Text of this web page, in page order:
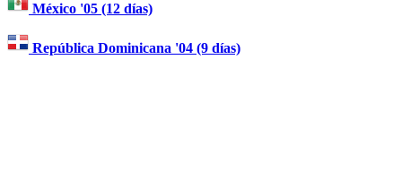
México '05 (12 días)
República Dominicana '04 (9 días)